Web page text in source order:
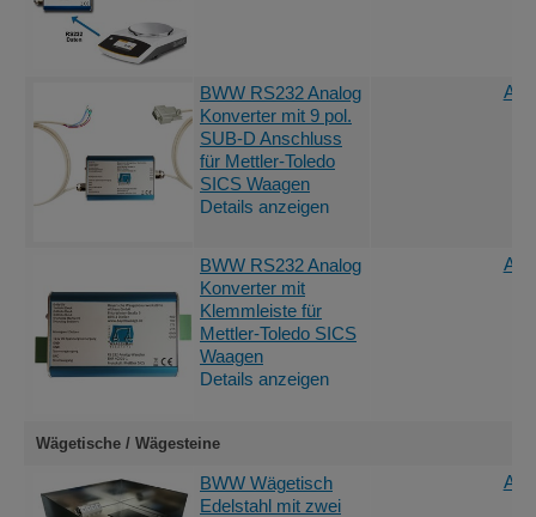
BWW RS232 Analog
Konverter mit 9 pol.
SUB-D Anschluss
für Mettler-Toledo
SICS Waagen
Details anzeigen
BWW RS232 Analog
Konverter mit
Klemmleiste für
Mettler-Toledo SICS
Waagen
Details anzeigen
Wägetische / Wägesteine
BWW Wägetisch
Edelstahl mit zwei